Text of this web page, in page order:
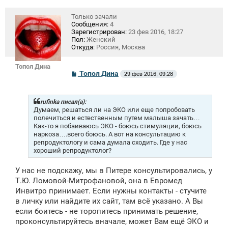
Топол Дина
Только зачали
Сообщения: 4
Зарегистрирован: 23 фев 2016, 18:27
Пол: Женский
Откуда: Россия, Москва
С
б
щ
е
н
и
е
Топол Дина 29 фев 2016, 09:28
rufinka писал(а):
Думаем, решаться ли на ЭКО или еще попробовать
полечиться и естественным путем малыша зачать…
Как-то я побаиваюсь ЭКО - боюсь стимуляции, боюсь
наркоза….всего боюсь. А вот на консультацию к
репродуктологу и сама думала сходить. Где у нас
хороший репродуктолог?
У нас не подскажу, мы в Питере консультировались, у
Т.Ю. Ломовой-Митрофановой, она в Евромед
Инвитро принимает. Если нужны контакты - стучите
в личку или найдите их сайт, там всё указано. А Вы
если боитесь - не торопитесь принимать решение,
проконсультируйтесь вначале, может Вам ещё ЭКО и